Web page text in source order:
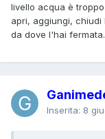
livello acqua è
apri, aggiungi,
da dove l'hai fermata.
Inserita: 8